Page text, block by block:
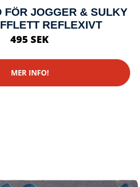
FÖR JOGGER & SULKY
REFLEXIVT
495 SEK
MER INFO!